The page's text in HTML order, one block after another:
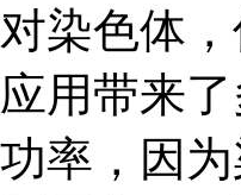
对染色体
应用带来
功率，因